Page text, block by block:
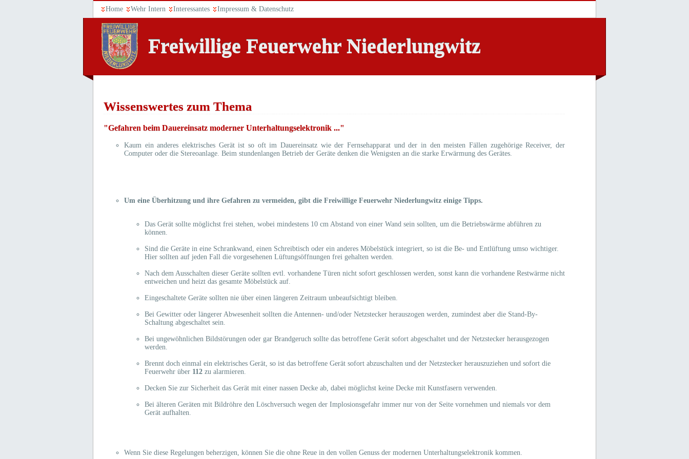
Home Wehr Intern Interessantes Impressum & Datenschutz
Freiwillige Feuerwehr Niederlungwitz
Wissenswertes zum Thema
"Gefahren beim Dauereinsatz moderner Unterhaltungselektronik ..."
Kaum ein anderes elektrisches Gerät ist so oft im Dauereinsatz wie der Fernsehapparat und der in den meisten Fällen zugehörige Receiver, der
Computer oder die Stereoanlage. Beim stundenlangen Betrieb der Geräte denken die Wenigsten an die starke Erwärmung des Gerätes.
Um eine Überhitzung und ihre Gefahren zu vermeiden, gibt die Freiwillige Feuerwehr Niederlungwitz einige Tipps.
Das Gerät sollte möglichst frei stehen, wobei mindestens 10 cm Abstand von einer Wand sein sollten, um die Betriebswärme abführen zu
können.
Sind die Geräte in eine Schrankwand, einen Schreibtisch oder ein anderes Möbelstück integriert, so ist die Be- und Entlüftung umso wichtiger.
Hier sollten auf jeden Fall die vorgesehenen Lüftungsöffnungen frei gehalten werden.
Nach dem Ausschalten dieser Geräte sollten evtl. vorhandene Türen nicht sofort geschlossen werden, sonst kann die vorhandene Restwärme nicht
entweichen und heizt das gesamte Möbelstück auf.
Eingeschaltete Geräte sollten nie über einen längeren Zeitraum unbeaufsichtigt bleiben.
Bei Gewitter oder längerer Abwesenheit sollten die Antennen- und/oder Netzstecker herauszogen werden, zumindest aber die Stand-By-
Schaltung abgeschaltet sein.
Bei ungewöhnlichen Bildstörungen oder gar Brandgeruch sollte das betroffene Gerät sofort abgeschaltet und der Netzstecker herausgezogen
werden.
Brennt doch einmal ein elektrisches Gerät, so ist das betroffene Gerät sofort abzuschalten und der Netzstecker herauszuziehen und sofort die
Feuerwehr über 112 zu alarmieren.
Decken Sie zur Sicherheit das Gerät mit einer nassen Decke ab, dabei möglichst keine Decke mit Kunstfasern verwenden.
Bei älteren Geräten mit Bildröhre den Löschversuch wegen der Implosionsgefahr immer nur von der Seite vornehmen und niemals vor dem
Gerät aufhalten.
Wenn Sie diese Regelungen beherzigen, können Sie die ohne Reue in den vollen Genuss der modernen Unterhaltungselektronik kommen.